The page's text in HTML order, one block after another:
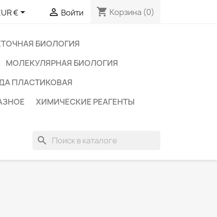
€  Войти shopping_cart Корзина (0)
БИОЛОГИЯ
МОЛЕКУЛЯРНАЯ БИОЛОГИЯ
ПЛАСТИКОВАЯ
ХИМИЧЕСКИЕ РЕАГЕНТЫ
search